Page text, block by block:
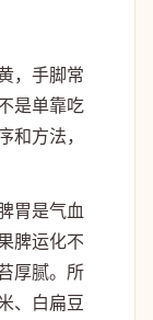
，手脚常
是单靠吃
和方法，
胃是气血
脾运化不
厚腻。所
、白扁豆